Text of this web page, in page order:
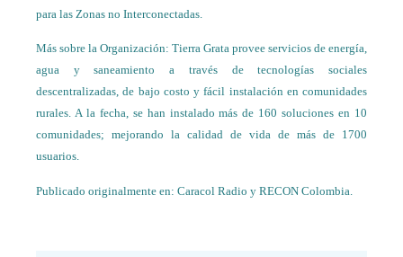
para las Zonas no Interconectadas.
Más sobre la Organización: Tierra Grata provee servicios de energía,
agua y saneamiento a través de tecnologías sociales
descentralizadas, de bajo costo y fácil instalación en comunidades
rurales. A la fecha, se han instalado más de 160 soluciones en 10
comunidades; mejorando la calidad de vida de más de 1700
usuarios.
Publicado originalmente en: Caracol Radio y RECON Colombia